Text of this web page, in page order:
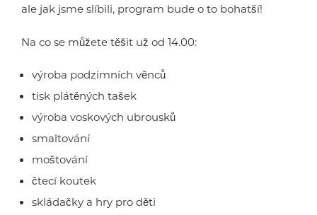
ale jak jsme slíbili, program bude o to bohatší!
Na co se můžete těšit už od 14.00:
výroba podzimních věnců
tisk plátěných tašek
výroba voskových ubrousků
smaltování
moštování
čtecí koutek
skládačky a hry pro děti